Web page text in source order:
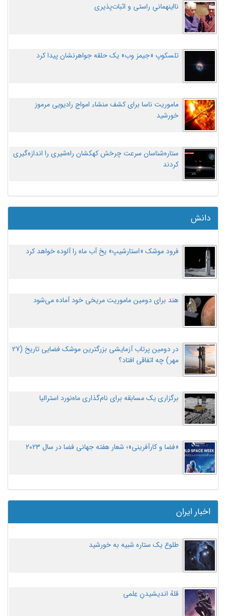
نااینهمانیِ راستی و اثبات‌پذیری
تلسکوپ «جیمز وب» یک حلقه جواهرنشان پیدا کرد
ماموریت ناسا برای کشف منشاء امواج رادیویی مرموز
خورشید
ستاره‌شناسان سرعت چرخش کهکشان راه‌شیری را اندازه‌گیری
کردند
دانش
فرود موشک «استارشیپ» یخ آب ماه را آلوده خواهد کرد
هند برای دومین ماموریت مریخی خود آماده می‌شود
در دومین پرتاب آزمایشی بزرگترین موشک فضایی تاریخ (27
مهر‌) چه اتفاقی افتاد؟
برگزاری یک مسابقه برای نام‌گذاری ماه‌نورد استرالیا
«فضا و کارآفرینی»؛ شعار هفته جهانی فضا در سال ۲۰۲۳
اخبار ایران
طلوع یک ستاره شبیه به خورشید
قلهُ اندیشیدنِ عِلمی